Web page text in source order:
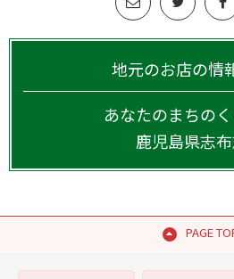
地元のお店の情
あなたのまちの
鹿児島県志
PAGE